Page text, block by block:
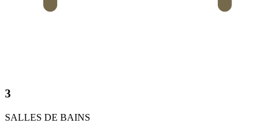
3
SALLES DE BAINS